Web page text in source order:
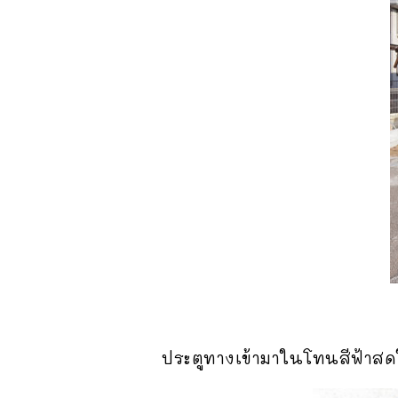
ประตูทางเข้ามาในโทนสีฟ้าส